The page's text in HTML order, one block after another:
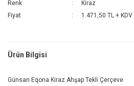
Renk
Kiraz
Fiyat
1.471,50 TL + KDV
Ürün Bilgisi
Günsan Eqona Kiraz Ahşap Tekli Çerçeve